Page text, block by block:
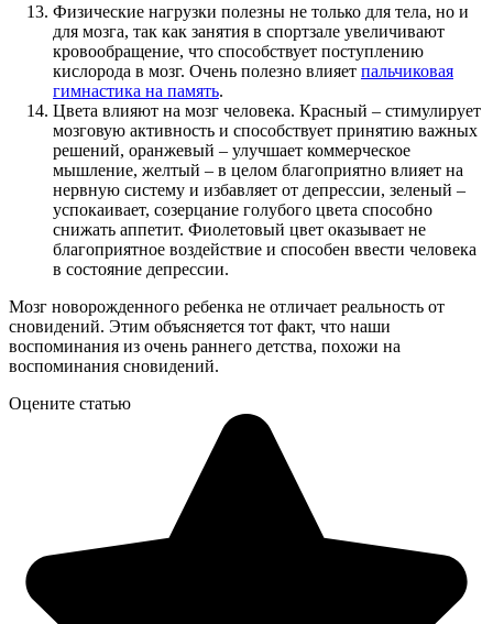
Физические нагрузки полезны не только для тела, но и
для мозга, так как занятия в спортзале увеличивают
кровообращение, что способствует поступлению
кислорода в мозг. Очень полезно влияет пальчиковая
гимнастика на память.
Цвета влияют на мозг человека. Красный – стимулирует
мозговую активность и способствует принятию важных
решений, оранжевый – улучшает коммерческое
мышление, желтый – в целом благоприятно влияет на
нервную систему и избавляет от депрессии, зеленый –
успокаивает, созерцание голубого цвета способно
снижать аппетит. Фиолетовый цвет оказывает не
благоприятное воздействие и способен ввести человека
в состояние депрессии.
Мозг новорожденного ребенка не отличает реальность от
сновидений. Этим объясняется тот факт, что наши
воспоминания из очень раннего детства, похожи на
воспоминания сновидений.
Оцените статью